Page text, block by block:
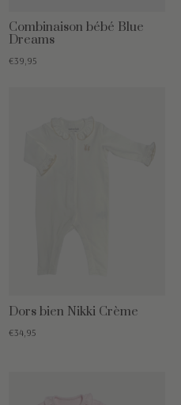
Combinaison bébé Blue
Dreams
€39,95
Dors bien Nikki Crème
€34,95